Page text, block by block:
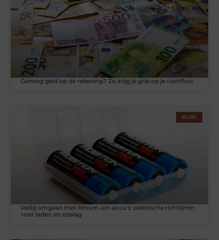
Genoeg geld op de rekening? Zo krijg je grip op je cashflow
BLOG
Veilig omgaan met lithium-ion accu's: praktische richtlijnen
voor laden en opslag